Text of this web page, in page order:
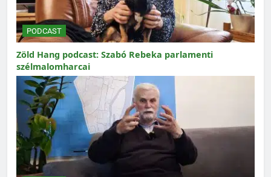
PODCAST
Zöld Hang podcast: Szabó Rebeka parlamenti
szélmalomharcai